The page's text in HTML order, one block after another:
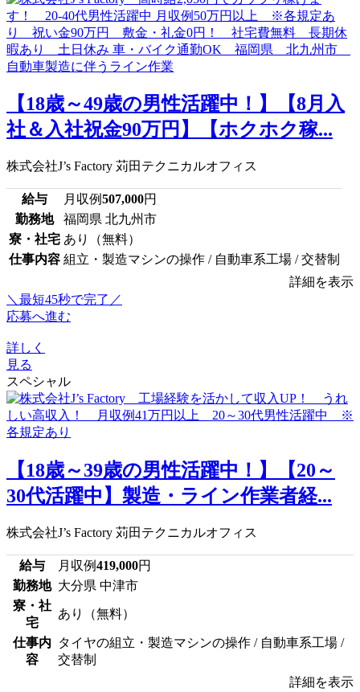
【18歳～49歳の男性活躍中！】【8月入
社＆入社祝金90万円】【ホクホク稼...
株式会社J’s Factory 苅田テクニカルオフィス
給与 月収例507,000円
勤務地
福岡県 北九州市
寮・社宅 あり（無料）
仕事内容 組立・製造マシンの操作 / 自動車系工場 / 交替制
詳細を表示
＼最短45秒で完了／
応募へ進む
詳しく
見る
スペシャル
【18歳～39歳の男性活躍中！】【20～
30代活躍中】製造・ライン作業者経...
株式会社J’s Factory 苅田テクニカルオフィス
給与 月収例419,000円
勤務地 大分県 中津市
寮・社
宅
あり（無料）
仕事内
容
タイヤの組立・製造マシンの操作 / 自動車系工場 /
交替制
詳細を表示